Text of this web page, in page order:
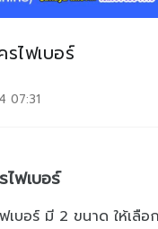
รไฟเบอร์
07:31
ไฟเบอร์
ฟเบอร์ มี 2 ขนาด ให้เลือ